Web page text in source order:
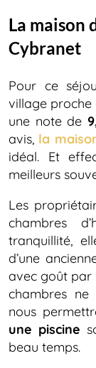
La maison
Cybranet
Pour ce
village proche
une note de
avis, la
idéal. Et
meilleurs
Les
chambres
tranquillité,
d’une
avec goût par
chambres
nous
une piscine
beau temps.